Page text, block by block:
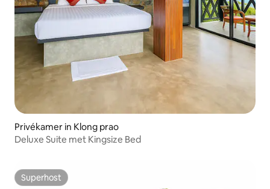
Privékamer in Klong prao
Deluxe Suite met Kingsize Bed
Superhost
Superhost